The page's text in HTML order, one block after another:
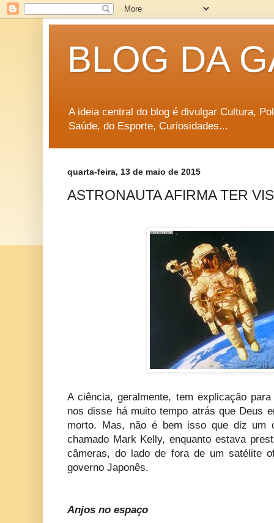
BLOG DA
A ideia central do blog é divulgar Cultura,
Saúde, do Esporte, Curiosidades...
quarta-feira, 13 de maio de 2015
ASTRONAUTA AFIRMA TER
A ciência, geralmente, tem explicação
nos disse há muito tempo atrás que Deus
morto. Mas, não é bem isso que diz um
chamado Mark Kelly, enquanto estava
câmeras, do lado de fora de um satélite
governo Japonês.
Anjos no espaço